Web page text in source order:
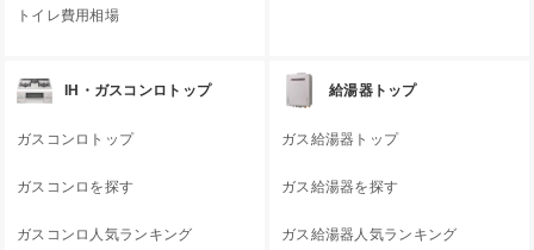
トイレ費用相場
IH・ガスコンロトップ
ガスコンロトップ
ガスコンロを探す
ガスコンロ人気ランキング
給湯器トップ
ガス給湯器トップ
ガス給湯器を探す
ガス給湯器人気ランキング